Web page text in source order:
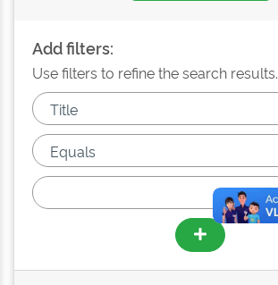
Add filters:
Use filters to refine the search results.